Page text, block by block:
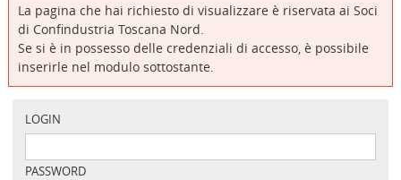
La pagina che hai richiesto di visualizzare è riservata ai Soci
di Confindustria Toscana Nord.
Se si è in possesso delle credenziali di accesso, è possibile
inserirle nel modulo sottostante.
LOGIN
PASSWORD